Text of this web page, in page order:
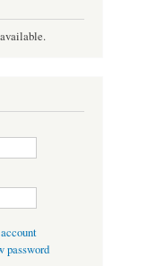
password